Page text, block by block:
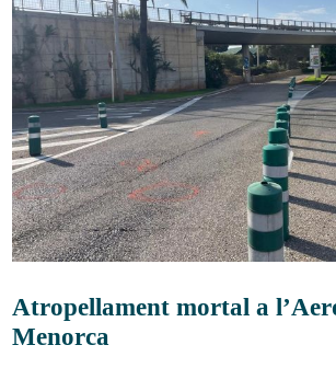
Atropellament mortal a
Menorca